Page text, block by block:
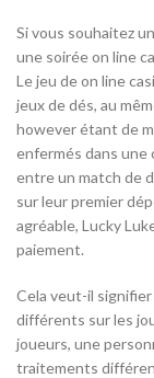
Si vous souhaitez
une soirée on line
Le jeu de on line
jeux de dés, au
however étant de
enfermés dans une
entre un match de
sur leur premier
agréable, Lucky
paiement.
Cela veut-il
différents sur les
joueurs, une
traitements